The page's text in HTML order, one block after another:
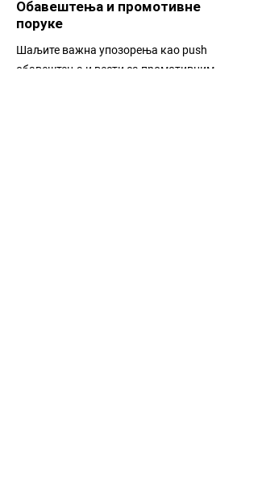
Обавештења и промотивне
поруке
Шаљите важна упозорења као push
обавештења и вести са промотивним